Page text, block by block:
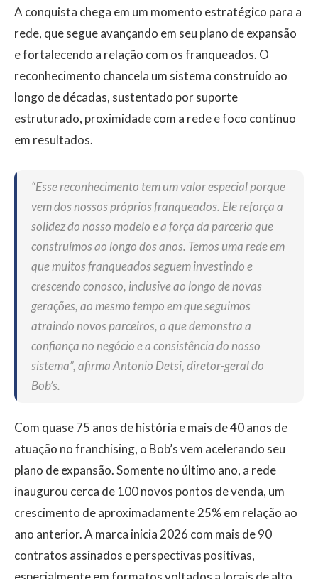
A conquista chega em um momento estratégico para a
rede, que segue avançando em seu plano de expansão
e fortalecendo a relação com os franqueados. O
reconhecimento chancela um sistema construído ao
longo de décadas, sustentado por suporte
estruturado, proximidade com a rede e foco contínuo
em resultados.
“Esse reconhecimento tem um valor especial porque
vem dos nossos próprios franqueados. Ele reforça a
solidez do nosso modelo e a força da parceria que
construímos ao longo dos anos. Temos uma rede em
que muitos franqueados seguem investindo e
crescendo conosco, inclusive ao longo de novas
gerações, ao mesmo tempo em que seguimos
atraindo novos parceiros, o que demonstra a
confiança no negócio e a consistência do nosso
sistema”, afirma Antonio Detsi, diretor-geral do
Bob’s.
Com quase 75 anos de história e mais de 40 anos de
atuação no franchising, o Bob’s vem acelerando seu
plano de expansão. Somente no último ano, a rede
inaugurou cerca de 100 novos pontos de venda, um
crescimento de aproximadamente 25% em relação ao
ano anterior. A marca inicia 2026 com mais de 90
contratos assinados e perspectivas positivas,